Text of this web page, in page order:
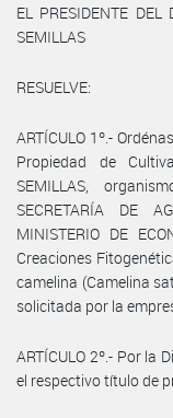
EL PRESIDENTE DEL
SEMILLAS
RESUELVE:
ARTÍCULO 1º.-
Propiedad de
SEMILLAS,
SECRETARÍA DE
MINISTERIO DE
Creaciones
camelina (Camelina
solicitada por la
ARTÍCULO 2º.- Por la
el respectivo título de